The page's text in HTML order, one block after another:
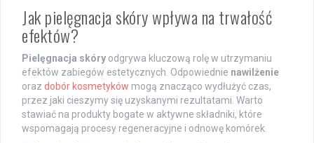
Jak pielęgnacja skóry wpływa na trwałość
efektów?
Pielęgnacja skóry odgrywa kluczową rolę w utrzymaniu
efektów zabiegów estetycznych. Odpowiednie nawilżenie
oraz dobór kosmetyków mogą znacząco wydłużyć czas,
przez jaki cieszymy się uzyskanymi rezultatami. Warto
stawiać na produkty bogate w aktywne składniki, które
wspomagają procesy regeneracyjne i odnowę komórek.